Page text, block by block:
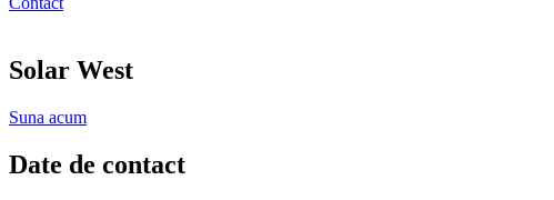
Solar West
Suna acum
Date de contact